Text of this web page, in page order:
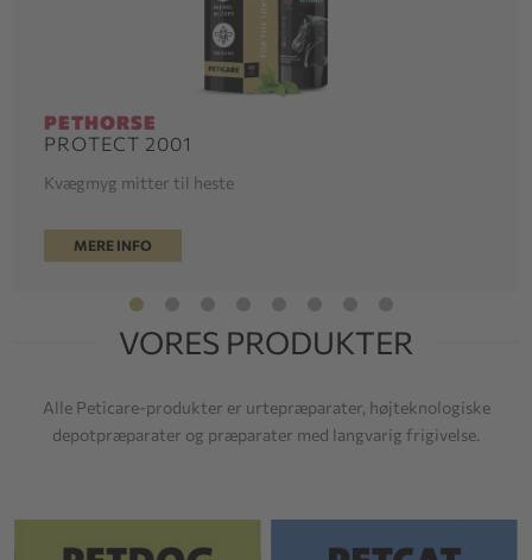
PETHORSE
PROTECT 2001
Kvægmyg mitter til heste
MERE INFO
VORES PRODUKTER
Alle Peticare-produkter er urtepræparater, højteknologiske
depotpræparater og præparater med langvarig frigivelse.